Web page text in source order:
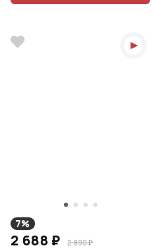
7%
2 688 ₽ 2 890 ₽